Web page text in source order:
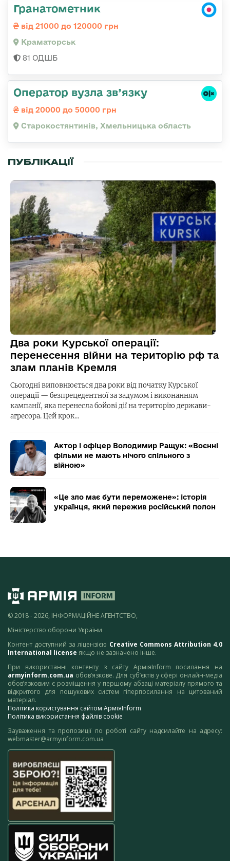
Гранатометник
від 21000 до 120000 грн
Краматорськ
81 ОДШБ
Оператор вузла зв’язку
від 20000 до 50000 грн
Старокостянтинів, Хмельницька область
ПУБЛІКАЦІЇ
Два роки Курської операції:
перенесення війни на територію рф та
злам планів Кремля
Сьогодні виповнюється два роки від початку Курської
операції — безпрецедентної за задумом і виконанням
кампанії, яка перенесла бойові дії на територію держави-
агресора. Цей крок…
Актор і офіцер Володимир Ращук: «Воєнні
фільми не мають нічого спільного з
війною»
«Це зло має бути переможене»: історія
українця, який пережив російський полон
© 2018 - 2026, ІНФОРМАЦІЙНЕ АГЕНТСТВО,
Міністерство оборони України
Контент доступний за ліцензією Creative Commons Attribution 4.0
International license якщо не зазначено інше.
При використанні контенту з сайту АрміяInform посилання на
armyinform.com.ua обов’язкове. Для суб’єктів у сфері онлайн-медіа
обов’язковим є розміщення у першому абзаці матеріалу прямого та
відкритого для пошукових систем гіперпосилання на цитований
матеріал.
Політика користування сайтом АрміяInform
Політика використання файлів cookie
Зауваження та пропозиції по роботі сайту надсилайте на адресу:
webmaster@armyinform.com.ua